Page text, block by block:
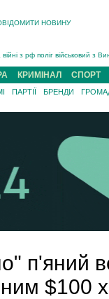
НОВИНУ
5 серпня
війні з рф поліг військовий з
загинув 26-річний
КРИМІНАЛ СПОРТ
ПАРТІЇ БРЕНДИ
п'яний
$100